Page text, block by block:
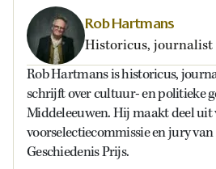
Rob Hartmans
Historicus, journalist
Rob Hartmans is historicus,
schrijft over cultuur- en politieke
Middeleeuwen. Hij maakt deel uit
voorselectiecommissie en jury
Geschiedenis Prijs.